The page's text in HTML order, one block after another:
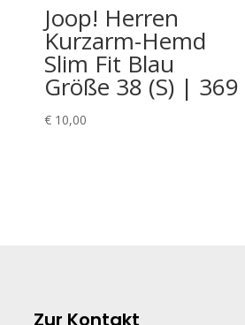
Joop! Herren
Kurzarm-Hemd
Slim Fit Blau
Größe 38 (S) | 369
€10,00
Zur Kontakt